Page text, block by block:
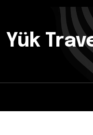
Yük